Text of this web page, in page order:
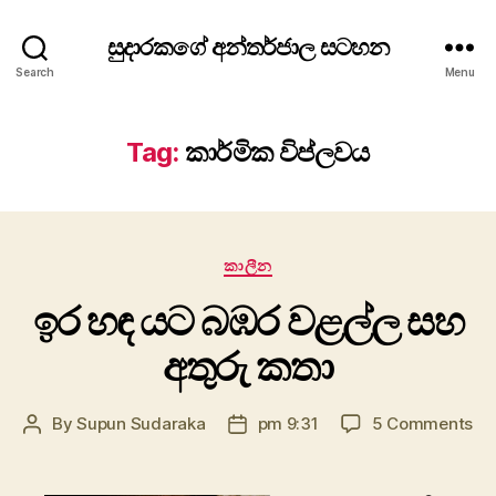
Search
සුදාරකගේ අන්තර්ජාල සටහන
Menu
Tag: කාර්මික විප්ලවය
Categories
කාලීන
ඉර හඳ යට බඹර වළල්ල සහ
අතුරු කතා
PostBySupun Sudaraka
Postpm 9:31 5 Commentson